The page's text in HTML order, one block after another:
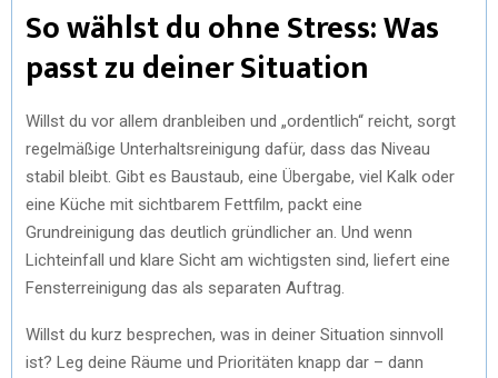
So wählst du ohne Stress: Was
passt zu deiner Situation
Willst du vor allem dranbleiben und „ordentlich“ reicht, sorgt
regelmäßige Unterhaltsreinigung dafür, dass das Niveau
stabil bleibt. Gibt es Baustaub, eine Übergabe, viel Kalk oder
eine Küche mit sichtbarem Fettfilm, packt eine
Grundreinigung das deutlich gründlicher an. Und wenn
Lichteinfall und klare Sicht am wichtigsten sind, liefert eine
Fensterreinigung das als separaten Auftrag.
Willst du kurz besprechen, was in deiner Situation sinnvoll
ist? Leg deine Räume und Prioritäten knapp dar – dann